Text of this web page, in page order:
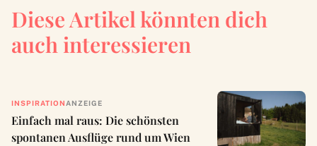
Diese Artikel könnten dich
auch interessieren
INSPIRATION ANZEIGE
Einfach mal raus: Die schönsten
spontanen Ausflüge rund um Wien